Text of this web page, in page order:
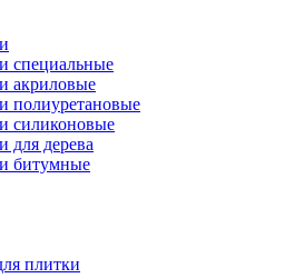
специальные
акриловые
полиуретановые
силиконовые
для дерева
битумные
плитки